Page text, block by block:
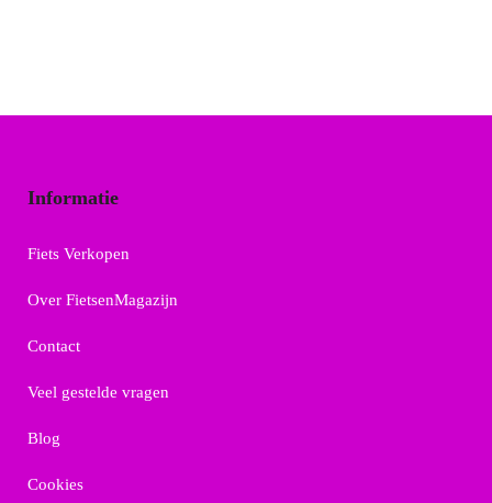
Informatie
Fiets Verkopen
Over FietsenMagazijn
Contact
Veel gestelde vragen
Blog
Cookies